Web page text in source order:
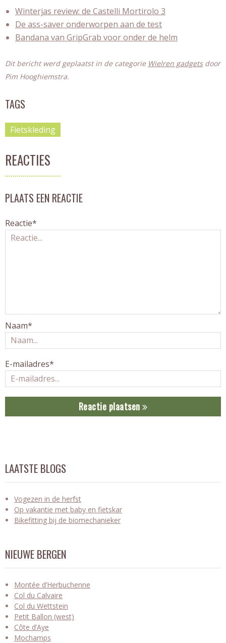
Winterjas review: de Castelli Mortirolo 3
De ass-saver onderworpen aan de test
Bandana van GripGrab voor onder de helm
Dit bericht werd geplaatst in de categorie Wielren gadgetsdoor
Pim Hooghiemstra.
TAGS
Fietskleding
REACTIES
PLAATS EEN REACTIE
Reactie*
Naam*
E-mailadres*
Reactie plaatsen
LAATSTE BLOGS
Vogezen in de herfst
Op vakantie met baby en fietskar
Bikefitting bij de biomechanieker
NIEUWE BERGEN
Montée d’Herbuchenne
Col du Calvaire
Col du Wettstein
Petit Ballon (west)
Côte d’Aye
Mochamps